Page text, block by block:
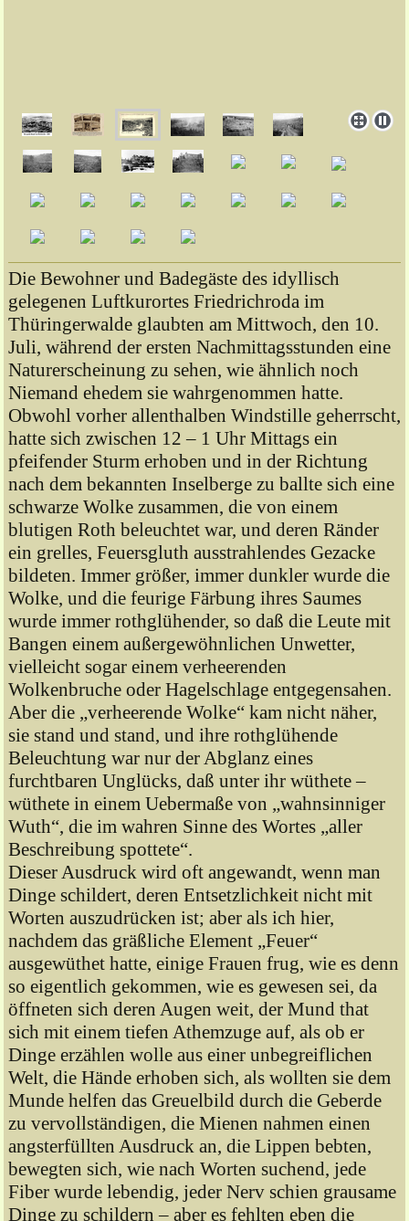
Die Bewohner und Badegäste des idyllisch
gelegenen Luftkurortes Friedrichroda im
Thüringerwalde glaubten am Mittwoch, den 10.
Juli, während der ersten Nachmittagsstunden eine
Naturerscheinung zu sehen, wie ähnlich noch
Niemand ehedem sie wahrgenommen hatte.
Obwohl vorher allenthalben Windstille geherrscht,
hatte sich zwischen 12 – 1 Uhr Mittags ein
pfeifender Sturm erhoben und in der Richtung
nach dem bekannten Inselberge zu ballte sich eine
schwarze Wolke zusammen, die von einem
blutigen Roth beleuchtet war, und deren Ränder
ein grelles, Feuersgluth ausstrahlendes Gezacke
bildeten. Immer größer, immer dunkler wurde die
Wolke, und die feurige Färbung ihres Saumes
wurde immer rothglühender, so daß die Leute mit
Bangen einem außergewöhnlichen Unwetter,
vielleicht sogar einem verheerenden
Wolkenbruche oder Hagelschlage entgegensahen.
Aber die „verheerende Wolke“ kam nicht näher,
sie stand und stand, und ihre rothglühende
Beleuchtung war nur der Abglanz eines
furchtbaren Unglücks, daß unter ihr wüthete –
wüthete in einem Uebermaße von „wahnsinniger
Wuth“, die im wahren Sinne des Wortes „aller
Beschreibung spottete“.
Dieser Ausdruck wird oft angewandt, wenn man
Dinge schildert, deren Entsetzlichkeit nicht mit
Worten auszudrücken ist; aber als ich hier,
nachdem das gräßliche Element „Feuer“
ausgewüthet hatte, einige Frauen frug, wie es denn
so eigentlich gekommen, wie es gewesen sei, da
öffneten sich deren Augen weit, der Mund that
sich mit einem tiefen Athemzuge auf, als ob er
Dinge erzählen wolle aus einer unbegreiflichen
Welt, die Hände erhoben sich, als wollten sie dem
Munde helfen das Greuelbild durch die Geberde
zu vervollständigen, die Mienen nahmen einen
angsterfüllten Ausdruck an, die Lippen bebten,
bewegten sich, wie nach Worten suchend, jede
Fiber wurde lebendig, jeder Nerv schien grausame
Dinge zu schildern – aber es fehlten eben die